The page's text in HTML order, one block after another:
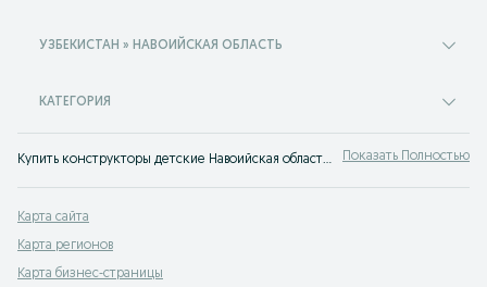
УЗБЕКИСТАН » НАВОИЙСКАЯ ОБЛАСТЬ
КАТЕГОРИЯ
Купить конструкторы детские Навоийская область ⚡️ Продажа конструкторов для детей по лучшим ценам ✌ Выгодные цены на новые и Б/У детские игрушки на OLX.uz! Показать Полностью
Карта сайта
Карта регионов
Карта бизнес-страницы